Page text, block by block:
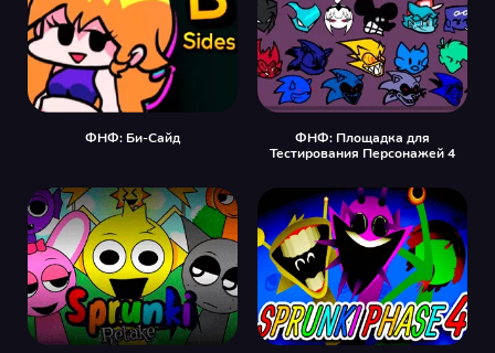
ФНФ: Би-Сайд
ФНФ: Площадка для
Тестирования Персонажей 4